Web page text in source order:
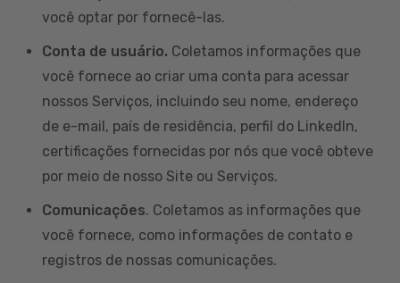
você optar por fornecê-las.
Conta de usuário. Coletamos informações que
você fornece ao criar uma conta para acessar
nossos Serviços, incluindo seu nome, endereço
de e-mail, país de residência, perfil do LinkedIn,
certificações fornecidas por nós que você obteve
por meio de nosso Site ou Serviços.
Comunicações. Coletamos as informações que
você fornece, como informações de contato e
registros de nossas comunicações.